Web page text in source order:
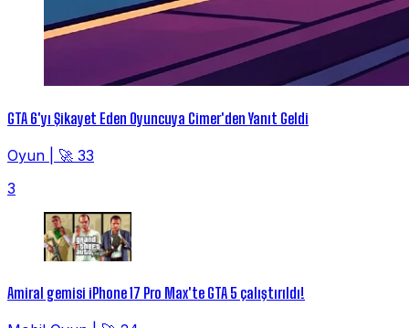
GTA 6'yı Şikayet Eden Oyuncuya Cimer'den Yanıt Geldi
Oyun
🚀 33
3
Amiral gemisi iPhone 17 Pro Max'te GTA 5 çalıştırıldı!